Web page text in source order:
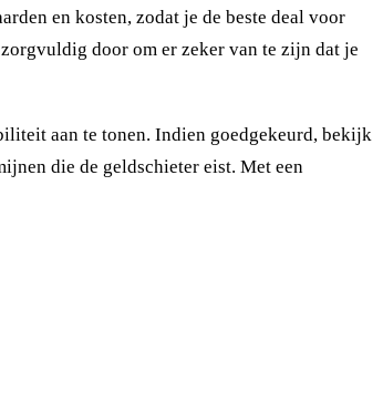
en kosten, zodat je de beste deal voor
door om er zeker van te zijn dat je
aan te tonen. Indien goedgekeurd, bekijk
die de geldschieter eist. Met een